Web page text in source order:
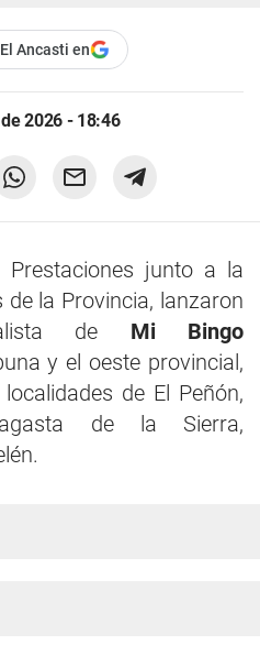
Ancasti en
2026 - 18:46
junto a la
de la Provincia, lanzaron
de Mi Bingo
y el oeste provincial,
de El Peñón,
de la Sierra,